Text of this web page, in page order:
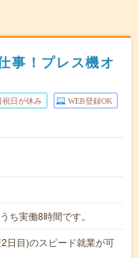
事！プレス機オ
祝日が休み WEB登録OK
ち実働8時間です。
日目)のスピード就業が可